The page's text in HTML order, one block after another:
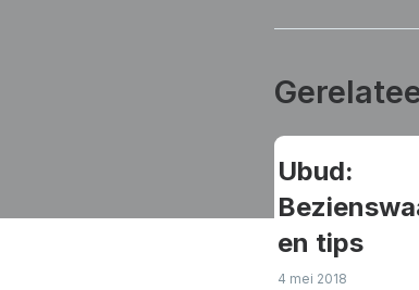
Ubud:
en tips
4 mei 2018